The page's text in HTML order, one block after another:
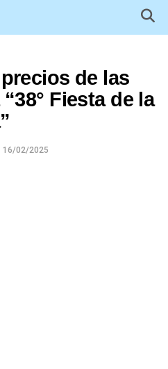
de las
Fiesta de la
16/02/2025